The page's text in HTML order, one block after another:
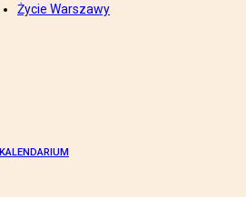
Życie Warszawy
KALENDARIUM